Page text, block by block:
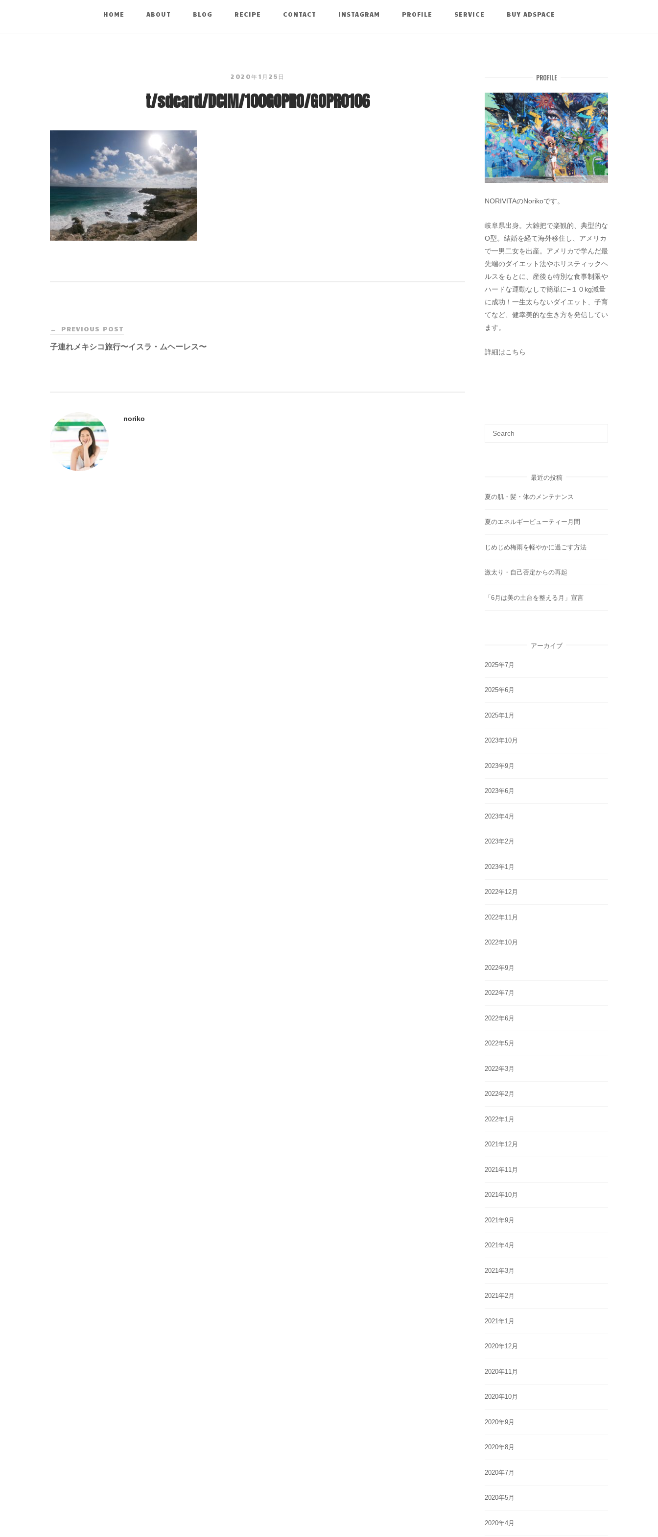
HOME ABOUT BLOG RECIPE CONTACT INSTAGRAM PROFILE SERVICE BUY ADSPACE
2020年1月25日
t/sdcard/DCIM/100GOPRO/GOPR0106
Post
navigation
← PREVIOUS POST
子連れメキシコ旅行〜イスラ・ムヘーレス〜
noriko
PROFILE
NORIVITAのNorikoです。
岐阜県出身。大雑把で楽観的、典型的な
O型。結婚を経て海外移住し、アメリカ
で一男二女を出産。アメリカで学んだ最
先端のダイエット法やホリスティックヘ
ルスをもとに、産後も特別な食事制限や
ハードな運動なしで簡単に−１０kg減量
に成功！一生太らないダイエット、子育
てなど、健幸美的な生き方を発信してい
ます。
詳細はこちら
最近の投稿
夏の肌・髪・体のメンテナンス
夏のエネルギービューティー月間
じめじめ梅雨を軽やかに過ごす方法
激太り・自己否定からの再起
「6月は美の土台を整える月」宣言
アーカイブ
2025年7月
2025年6月
2025年1月
2023年10月
2023年9月
2023年6月
2023年4月
2023年2月
2023年1月
2022年12月
2022年11月
2022年10月
2022年9月
2022年7月
2022年6月
2022年5月
2022年3月
2022年2月
2022年1月
2021年12月
2021年11月
2021年10月
2021年9月
2021年4月
2021年3月
2021年2月
2021年1月
2020年12月
2020年11月
2020年10月
2020年9月
2020年8月
2020年7月
2020年5月
2020年4月